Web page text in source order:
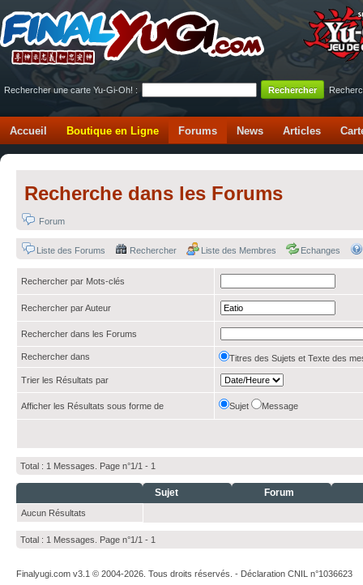
Rechercher une carte Yu-Gi-Oh! :
Accueil Boutique en Ligne Forums News Articles
Recherche dans les Forums
Forum
Liste des Forums Rechercher Liste des Membres Echanges
Rechercher par Mots-clés
Rechercher par Auteur
Rechercher dans les Forums
Rechercher dans Titres des Sujets et Texte des
Trier les Résultats par
Afficher les Résultats sous forme de Sujet Message
Total : 1 Messages. Page n°1/1 - 1
Sujet Forum
Aucun Résultats
Total : 1 Messages. Page n°1/1 - 1
Finalyugi.com v3.1 © 2004-2026. Tous droits réservés. - Déclaration CNIL n°1036623